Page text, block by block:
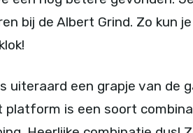
bij de Albert Grind. Zo kun
uiteraard een grapje van de
platform is een soort